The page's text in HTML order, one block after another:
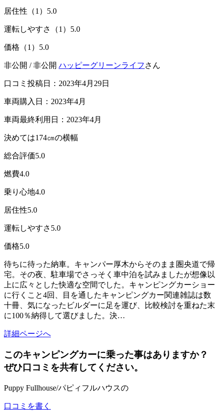
居住性（1） 5.0
運転しやすさ（1） 5.0
価格（1） 5.0
非公開 / 非公開 ハッピーグリーンライフ さん
口コミ投稿日：2023年4月29日
車両購入日：2023年4月
車両最終利用日：2023年4月
決めては174㎝の横幅
総合評価5.0
燃費4.0
乗り心地4.0
居住性5.0
運転しやすさ 5.0
価格5.0
待ちに待った納車。キャンパー厚木からそのまま圏央道で帰
宅。その夜、駐車場でさっそく車中泊を試みましたが想像以
上に広々とした快適な空間でした。キャンピングカーショー
に行くこと4回、目を通したキャンピングカー関連雑誌は数
十冊、気になったビルダーに足を運び、比較検討を重ねた末
に100％納得して選びました。決…
詳細ページへ
このキャンピングカーに乗った事はありますか？
ぜひ口コミを共有してください。
Puppy Fullhouse/パピィフルハウスの
口コミを書く